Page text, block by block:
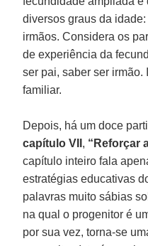
diversos graus da
irmãos. Considera os
de experiência da
ser pai, saber ser
familiar.
Depois, há um doce
capítulo VII , “Reforçar
capítulo inteiro fala
estratégias educativas
palavras muito sábias
na qual o progenitor é
por sua vez, torna-se